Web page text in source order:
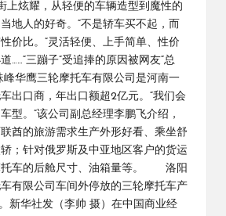
上炫耀，从轻便的车辆造型到魔性的
地人的好奇。“不是轿车买不起，而
价比。”灵活轻便、上手简单、性价
……“三蹦子”受追捧的原因被网友“总
峰华鹰三轮摩托车有限公司是河南一
出口商，年出口额超2亿元。“我们会
型。”该公司副总经理李鹏飞介绍，
酋的旅游需求生产外形好看、乘坐舒
；针对俄罗斯及中亚地区客户的货运
托车的后舱尺寸、油箱量等。 洛阳
有限公司车间外停放的三轮摩托车产
新华社发（李帅 摄）在中国商业经